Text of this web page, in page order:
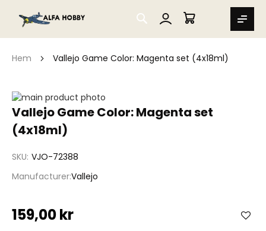
SEARCH
MIN VARUKORG
Hem Vallejo Game Color: Magenta set (4x18ml)
Vallejo Game Color: Magenta set
(4x18ml)
SKU VJO-72388
ManufacturerVallejo
159,00 kr
Hoppa
till
slutet
av
Hoppa
till
början
bildgalleriet